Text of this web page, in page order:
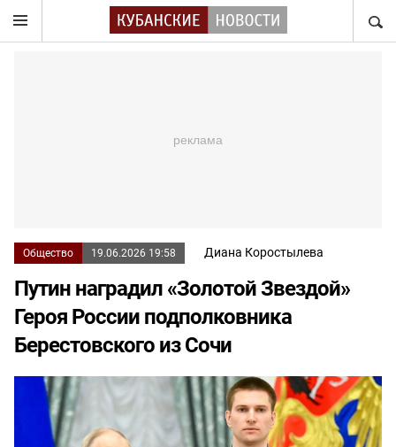
Общество 19.06.2026 19:58 Диана Коростылева
Путин наградил «Золотой Звездой»
Героя России подполковника
Берестовского из Сочи